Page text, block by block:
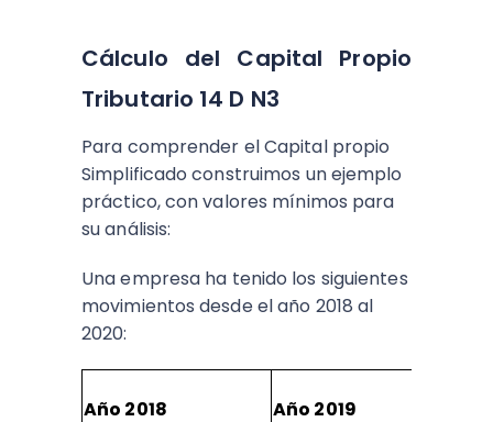
Cálculo del Capital Propio
Tributario 14 D N3
Para comprender el Capital propio
Simplificado construimos un ejemplo
práctico, con valores mínimos para
su análisis:
Una empresa ha tenido los siguientes
movimientos desde el año 2018 al
2020:
Año 2018 Año 2019